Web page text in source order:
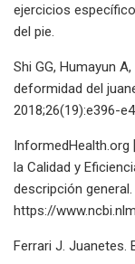
ejercicios
del pie.
Shi GG, Humayun
deformidad del
2018;26(19):e396-
InformedHealth.org
la Calidad y
descripción general.
https://
Ferrari J. Juanetes.